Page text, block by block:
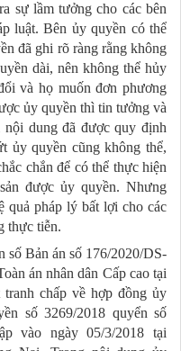
sự lầm tưởng cho các bên
luật. Bên ủy quyền có thể
đã ghi rõ ràng rằng không
dài, nên không thể hủy
và họ muốn đơn phương
ủy quyền thì tin tưởng và
dung đã được quy định
ủy quyền cũng không thể,
chắn để có thể thực hiện
được ủy quyền. Nhưng
quả pháp lý bất lợi cho các
thực tiễn.
số Bản án số 176/2020/DS-
án nhân dân Cấp cao tại
chấp về hợp đồng ủy
số 3269/2018 quyển số
vào ngày 05/3/2018 tại